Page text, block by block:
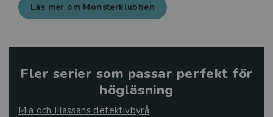
Läs mer om Monsterklubben
Fler serier som passar perfekt för
högläsning
Mia och Hassans detektivbyrå